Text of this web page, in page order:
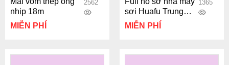
nhịp 18m
2562
MIỄN PHÍ
sợi Huafu Trung
Quốc quy mô
1365
MIỄN PHÍ